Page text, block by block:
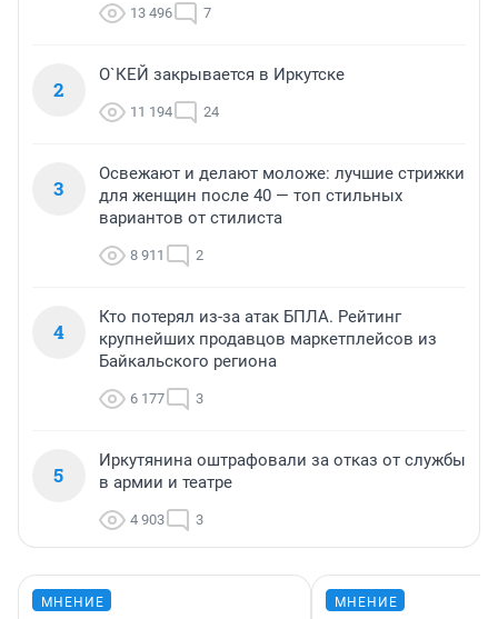
13 496 7
2
О`КЕЙ закрывается в Иркутске
11 194 24
3
Освежают и делают моложе: лучшие стрижки
для женщин после 40 — топ стильных
вариантов от стилиста
8 911 2
4
Кто потерял из-за атак БПЛА. Рейтинг
крупнейших продавцов маркетплейсов из
Байкальского региона
6 177 3
5
Иркутянина оштрафовали за отказ от службы
в армии и театре
4 903 3
МНЕНИЕ МНЕНИЕ